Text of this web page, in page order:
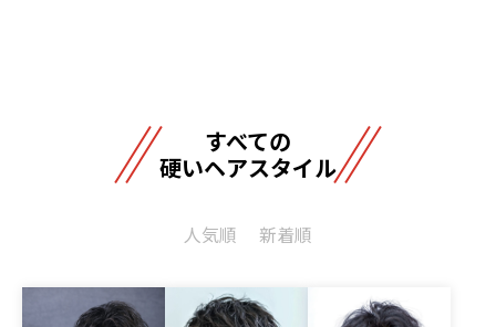
すべての
硬いヘアスタイル
人気順 新着順